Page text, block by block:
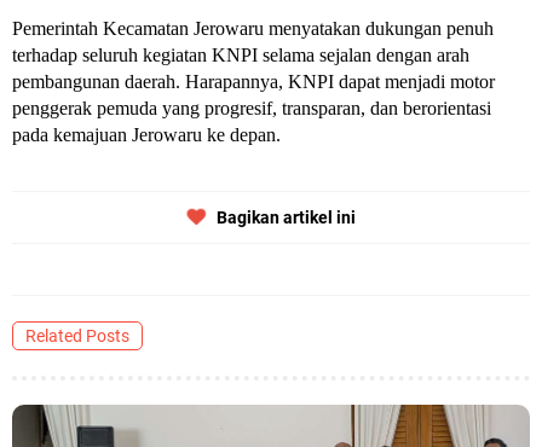
Pemerintah Kecamatan Jerowaru menyatakan dukungan penuh
terhadap seluruh kegiatan KNPI selama sejalan dengan arah
pembangunan daerah. Harapannya, KNPI dapat menjadi motor
penggerak pemuda yang progresif, transparan, dan berorientasi
pada kemajuan Jerowaru ke depan.
Bagikan artikel ini
Related Posts